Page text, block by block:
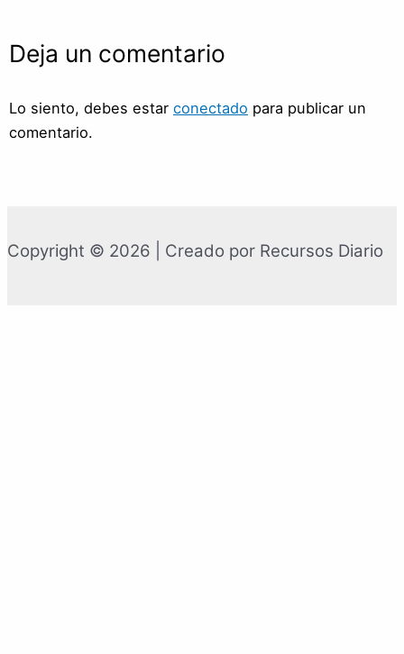
Deja un comentario
Lo siento, debes estar conectado para publicar un
comentario.
Copyright © 2026 | Creado por Recursos Diario